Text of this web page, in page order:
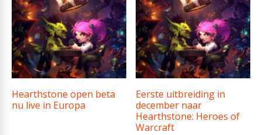
Hearthstone open beta
nu live in Europa
Eerste uitbreiding in
december naar
Hearthstone: Heroes of
Warcraft